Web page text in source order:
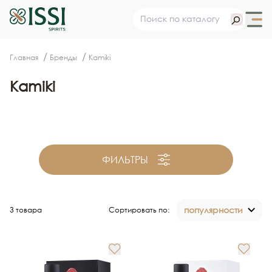
Главная Бренды Kamiki
Kamiki
ФИЛЬТРЫ
3 товара Сортировать по: популярности